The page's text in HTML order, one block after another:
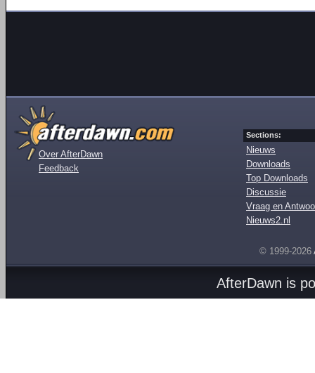
Over AfterDawn
Feedback
Sections:
Nieuws
Downloads
Top Downloads
Discussie
Vraag en
Nieuws2.nl
© 1999-2026
AfterDawn is